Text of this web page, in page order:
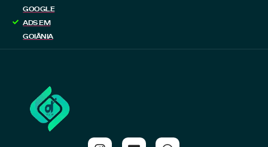
GOOGLE
ADS EM
GOIÂNIA